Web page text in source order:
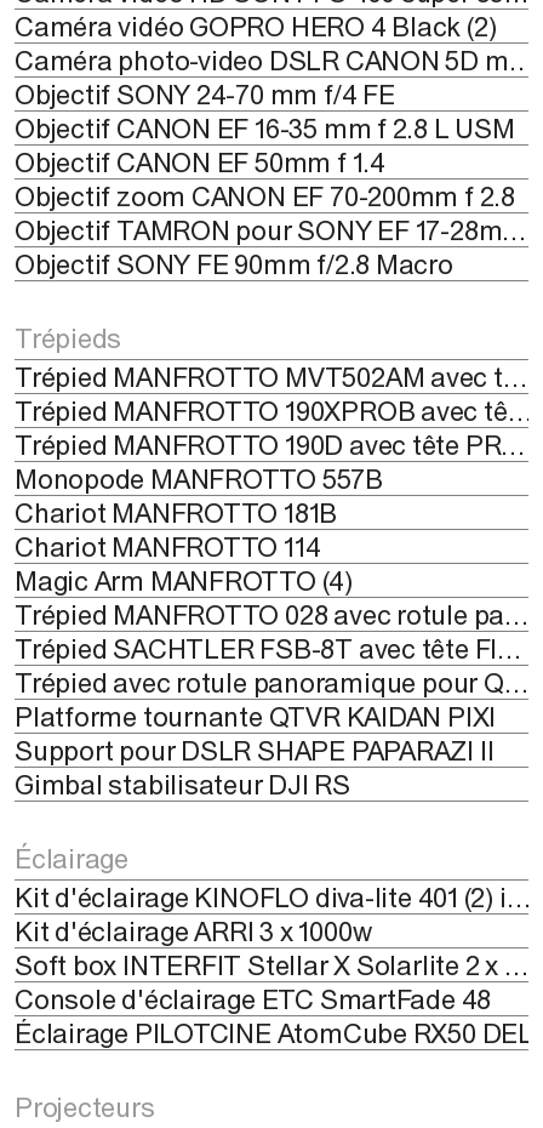
Caméra vidéo GOPRO HERO 4 Black (2)
Caméra photo-video DSLR CANON 5D mark II avec objectif EF 24-70mm f 2.8 (2)
Objectif SONY 24-70 mm f/4 FE
Objectif CANON EF 16-35 mm f 2.8 L USM
Objectif CANON EF 50mm f 1.4
Objectif zoom CANON EF 70-200mm f 2.8
Objectif TAMRON pour SONY EF 17-28mm f 2.8 DI III RXD
Objectif SONY FE 90mm f/2.8 Macro
Trépieds
Trépied MANFROTTO MVT502AM avec tête MVH502A
Trépied MANFROTTO 190XPROB avec tête 804RC2
Trépied MANFROTTO 190D avec tête PROBALL 468RC
Monopode MANFROTTO 557B
Chariot MANFROTTO 181B
Chariot MANFROTTO 114
Magic Arm MANFROTTO (4)
Trépied MANFROTTO 028 avec rotule panoramique 302 plus
Trépied SACHTLER FSB-8T avec tête Fluid HeadSpeed Lock 75
Trépied avec rotule panoramique pour QUICKTIME VR
Platforme tournante QTVR KAIDAN PIXI
Support pour DSLR SHAPE PAPARAZI II
Gimbal stabilisateur DJI RS
Éclairage
Kit d'éclairage KINOFLO diva-lite 401 (2) inclus avec le studio de tournage
Kit d'éclairage ARRI 3 x 1000w
Soft box INTERFIT Stellar X Solarlite 2 x 1000W avec softbox
Console d'éclairage ETC SmartFade 48
Éclairage PILOTCINE AtomCube RX50 DEL
Projecteurs